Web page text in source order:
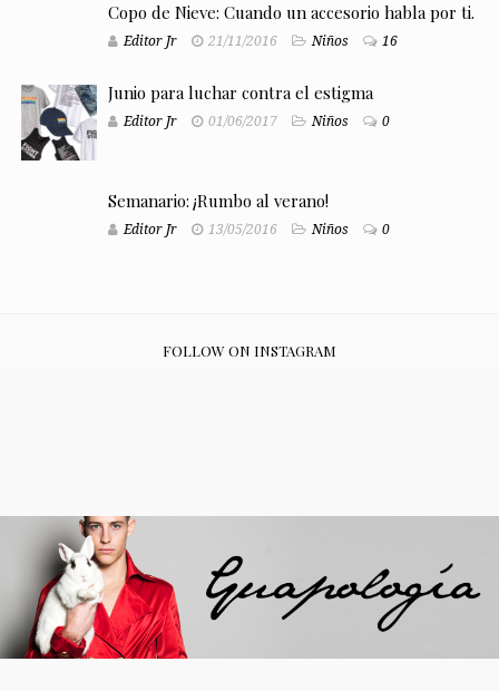
Copo de Nieve: Cuando un accesorio habla por ti.
Editor Jr 21/11/2016 Niños 16
Junio para luchar contra el estigma
Editor Jr 01/06/2017 Niños 0
Semanario: ¡Rumbo al verano!
Editor Jr 13/05/2016 Niños 0
FOLLOW ON INSTAGRAM